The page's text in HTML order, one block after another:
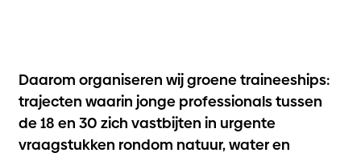
Daarom organiseren wij groene traineeships:
trajecten waarin jonge professionals tussen
de 18 en 30 zich vastbijten in urgente
vraagstukken rondom natuur, water en